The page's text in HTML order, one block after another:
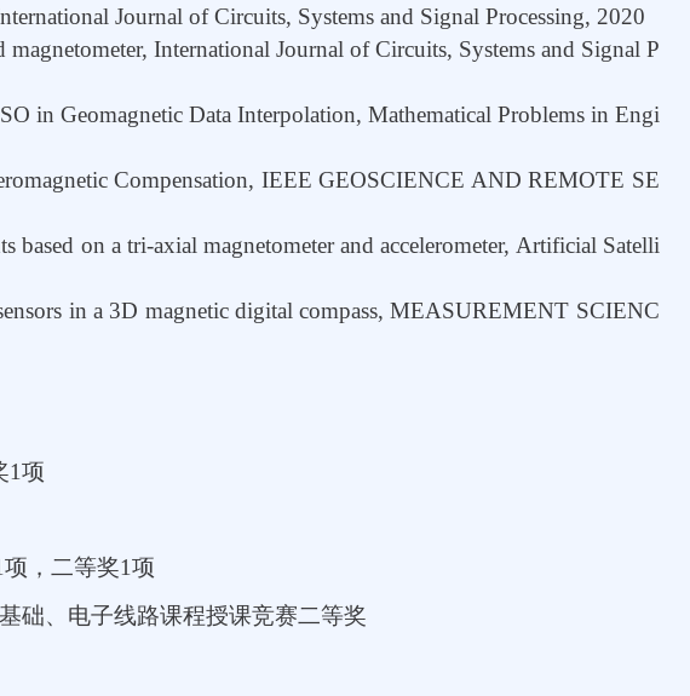
Journal of Circuits, Systems and Signal Processing, 2020
International Journal of Circuits, Systems and Signal P
in Geomagnetic Data Interpolation, Mathematical Problems in Engi
Compensation, IEEE GEOSCIENCE AND REMOTE SE
based on a tri-axial magnetometer and accelerometer, Artificial Satelli
in a 3D magnetic digital compass, MEASUREMENT SCIENC
1项
项，二等奖1项
础、电子线路课程授课竞赛二等奖